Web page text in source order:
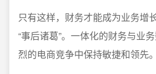
只有这样，财务才能成为业务增
“事后诸葛”。一体化的财务与业
烈的电商竞争中保持敏捷和领先。